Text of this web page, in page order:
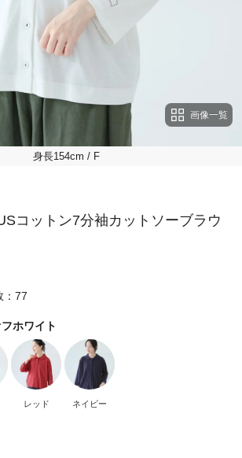
画像一覧
身長154cm / F
コットン7分袖カットソーブラウ
：77
ホワイト
レッド ネイビー